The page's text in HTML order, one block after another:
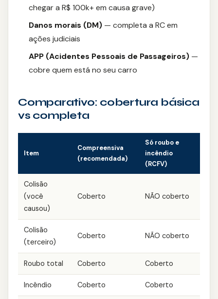
chegar a R$ 100k+ em causa grave)
Danos morais (DM) — completa a RC em
ações judiciais
APP (Acidentes Pessoais de Passageiros) —
cobre quem está no seu carro
Comparativo: cobertura básica
vs completa
Item
Compreensiva
(recomendada)
Só roubo e
incêndio
(RCFV)
Colisão
(você
causou)
Coberto NÃO coberto
Colisão
(terceiro)
Coberto NÃO coberto
Roubo total Coberto Coberto
Incêndio Coberto Coberto